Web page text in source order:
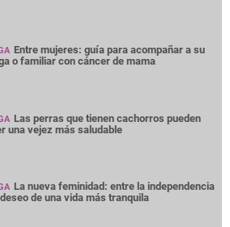
Entre mujeres: guía para acompañar a su
o familiar con cáncer de mama
Las perras que tienen cachorros pueden
una vejez más saludable
La nueva feminidad: entre la independencia
de una vida más tranquila